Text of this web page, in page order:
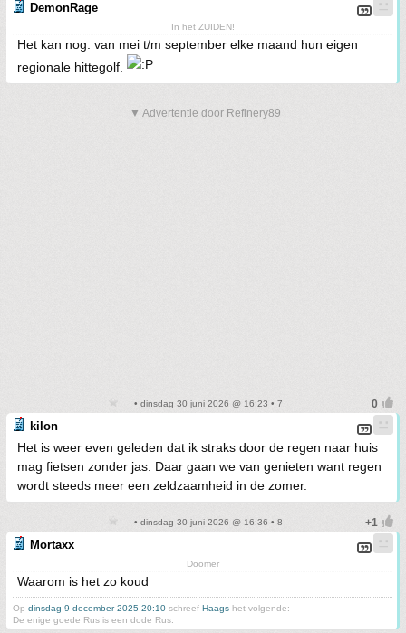
DemonRage
In het ZUIDEN!
Het kan nog: van mei t/m september elke maand hun eigen
regionale hittegolf.
▼ Advertentie door Refinery89
• dinsdag 30 juni 2026 @ 16:23 • 7
kilon
Het is weer even geleden dat ik straks door de regen naar huis
mag fietsen zonder jas. Daar gaan we van genieten want regen
wordt steeds meer een zeldzaamheid in de zomer.
• dinsdag 30 juni 2026 @ 16:36 • 8
Mortaxx
Doomer
Waarom is het zo koud
Op dinsdag 9 december 2025 20:10 schreef Haags het volgende:
De enige goede Rus is een dode Rus.